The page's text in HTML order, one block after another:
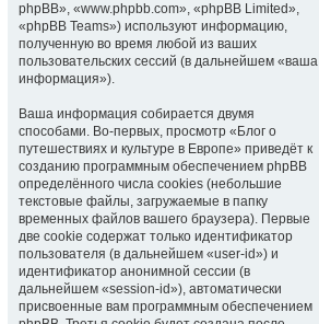
phpBB», «www.phpbb.com», «phpBB Limited»,
«phpBB Teams») используют информацию,
полученную во время любой из ваших
пользовательских сессий (в дальнейшем «ваша
информация»).
Ваша информация собирается двумя
способами. Во-первых, просмотр «Блог о
путешествиях и культуре в Европе» приведёт к
созданию программным обеспечением phpBB
определённого числа cookies (небольшие
текстовые файлы, загружаемые в папку
временных файлов вашего браузера). Первые
две cookie содержат только идентификатор
пользователя (в дальнейшем «user-id») и
идентификатор анонимной сессии (в
дальнейшем «session-id»), автоматически
присвоенные вам программным обеспечением